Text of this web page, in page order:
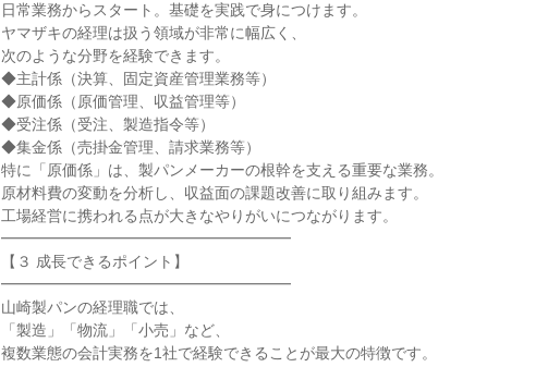
日常業務からスタート。基礎を実践で身につけます。
ヤマザキの経理は扱う領域が非常に幅広く、
次のような分野を経験できます。
◆主計係（決算、固定資産管理業務等）
◆原価係（原価管理、収益管理等）
◆受注係（受注、製造指令等）
◆集金係（売掛金管理、請求業務等）
特に「原価係」は、製パンメーカーの根幹を支える重要な業務。
原材料費の変動を分析し、収益面の課題改善に取り組みます。
工場経営に携われる点が大きなやりがいにつながります。
━━━━━━━━━━━━━━━━━━━
【３ 成長できるポイント】
━━━━━━━━━━━━━━━━━━━
山崎製パンの経理職では、
「製造」「物流」「小売」など、
複数業態の会計実務を1社で経験できることが最大の特徴です。